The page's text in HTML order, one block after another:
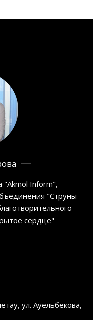
"Akmol Inform",
"Струны
сердце"
ул. Ауельбекова,